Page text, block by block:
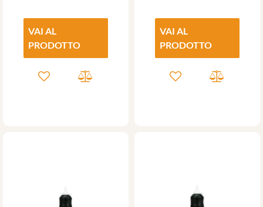
VAI AL
PRODOTTO
VAI AL
PRODOTTO